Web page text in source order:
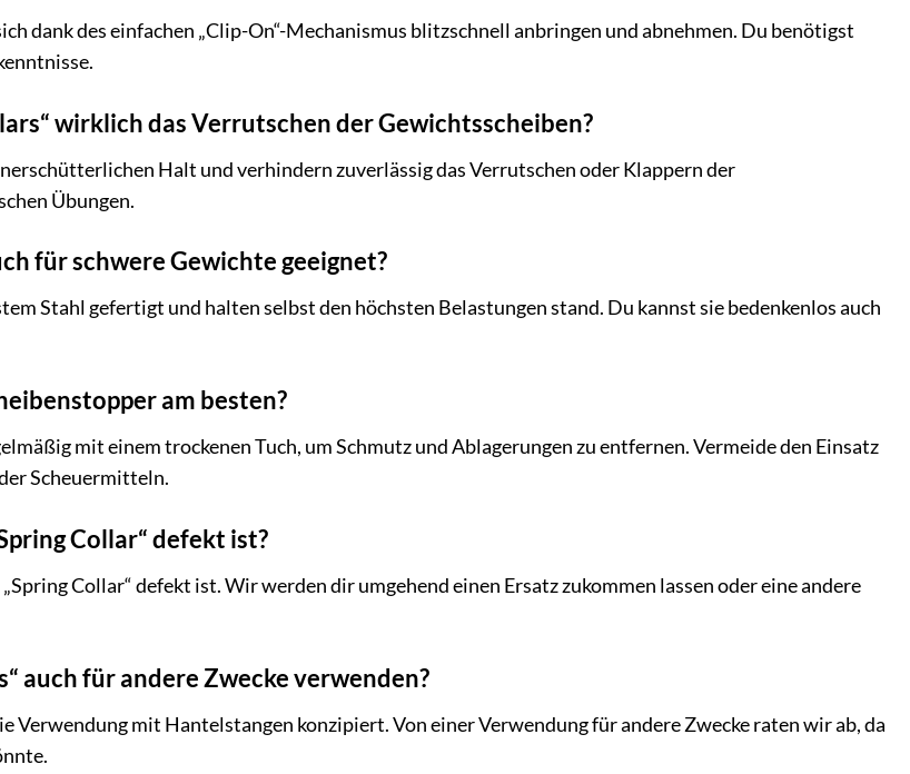
dank des einfachen „Clip-On“-Mechanismus blitzschnell anbringen und abnehmen. Du benötigst
wirklich das Verrutschen der Gewichtsscheiben?
Halt und verhindern zuverlässig das Verrutschen oder Klappern der
Übungen.
für schwere Gewichte geeignet?
Stahl gefertigt und halten selbst den höchsten Belastungen stand. Du kannst sie bedenkenlos auch
am besten?
mit einem trockenen Tuch, um Schmutz und Ablagerungen zu entfernen. Vermeide den Einsatz
Scheuermitteln.
Collar“ defekt ist?
Collar“ defekt ist. Wir werden dir umgehend einen Ersatz zukommen lassen oder eine andere
auch für andere Zwecke verwenden?
Verwendung mit Hantelstangen konzipiert. Von einer Verwendung für andere Zwecke raten wir ab, da